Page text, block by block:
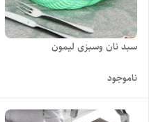
سبد نان وسبزی لیمون
ناموجود